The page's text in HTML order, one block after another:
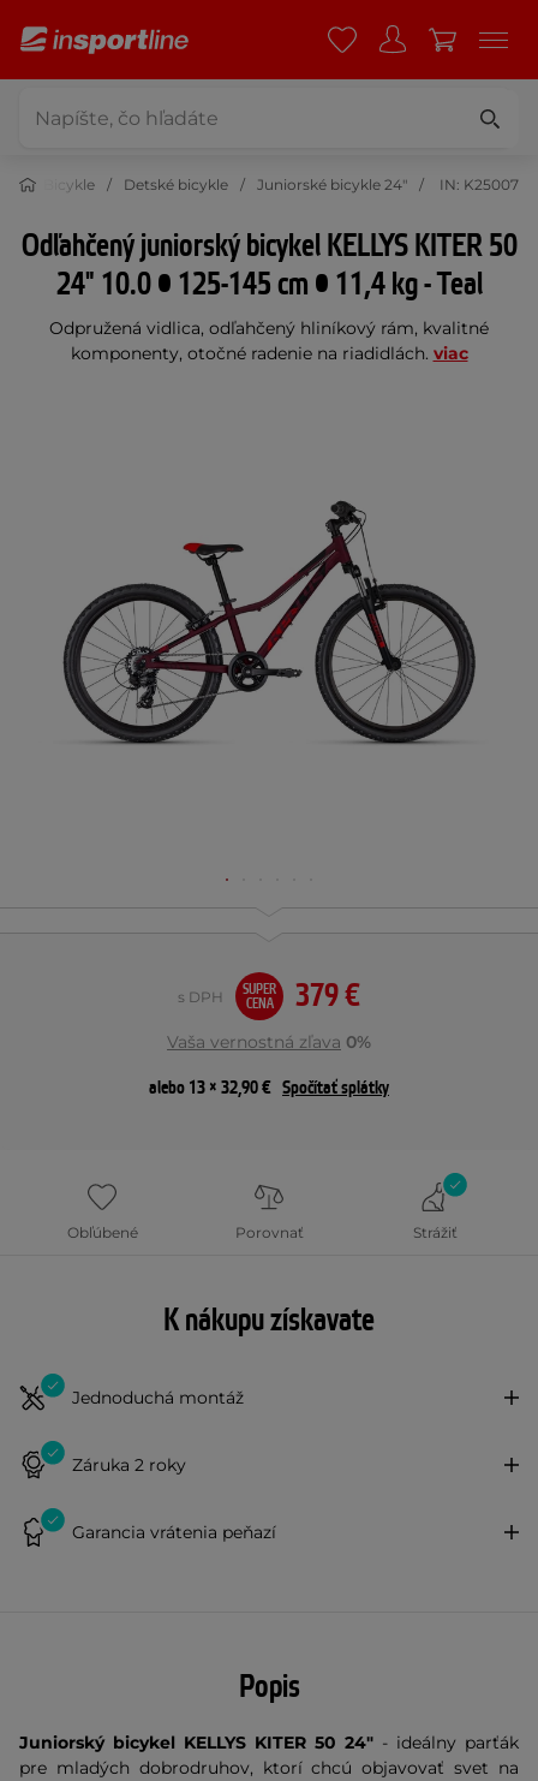
Bicykle Detské bicykle Juniorské bicykle 24" IN: K25007
Odľahčený juniorský bicykel KELLYS KITER 50
24" 10.0 • 125-145 cm • 11,4 kg - Teal
Odpružená vidlica, odľahčený hliníkový rám, kvalitné
komponenty, otočné radenie na riadidlách. viac
379 €
s DPH
SUPER
CENA
Vaša vernostná zľava 0%
alebo 13 × 32,90 € Spočítať splátky
Obľúbené Porovnať Strážiť
K nákupu získavate
Jednoduchá montáž
Záruka 2 roky
Garancia vrátenia peňazí
Popis
Juniorský bicykel KELLYS KITER 50 24" - ideálny parťák
pre mladých dobrodruhov, ktorí chcú objavovať svet na